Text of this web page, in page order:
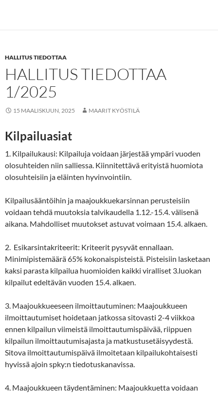
HALLITUS TIEDOTTAA
HALLITUS TIEDOTTAA
1/2025
15 MAALISKUUN, 2025 MAARIT KYÖSTILÄ
Kilpailuasiat
1. Kilpailukausi: Kilpailuja voidaan järjestää ympäri vuoden
olosuhteiden niin salliessa. Kiinnitettävä erityistä huomiota
olosuhteisiin ja eläinten hyvinvointiin.
Kilpailusääntöihin ja maajoukkuekarsinnan perusteisiin
voidaan tehdä muutoksia talvikaudella 1.12.-15.4. välisenä
aikana. Mahdolliset muutokset astuvat voimaan 15.4. alkaen.
2. Esikarsintakriteerit: Kriteerit pysyvät ennallaan.
Minimipistemäärä 65% kokonaispisteistä. Pisteisiin lasketaan
kaksi parasta kilpailua huomioiden kaikki viralliset 3.luokan
kilpailut edeltävän vuoden 15.4. alkaen.
3. Maajoukkueeseen ilmoittautuminen: Maajoukkueen
ilmoittautumiset hoidetaan jatkossa sitovasti 2-4 viikkoa
ennen kilpailun viimeistä ilmoittautumispäivää, riippuen
kilpailun ilmoittautumisajasta ja matkustusetäisyydestä.
Sitova ilmoittautumispäivä ilmoitetaan kilpailukohtaisesti
hyvissä ajoin spky:n tiedotuskanavissa.
4. Maajoukkueen täydentäminen: Maajoukkuetta voidaan